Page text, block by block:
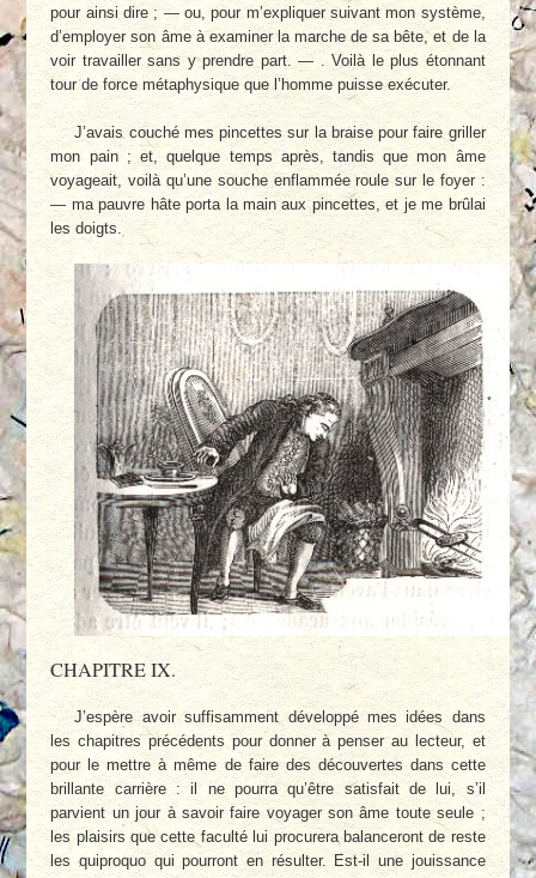
pour ainsi dire ; — ou, pour m’expliquer suivant mon système,
d’employer son âme à examiner la marche de sa bête, et de la
voir travailler sans y prendre part. — . Voilà le plus étonnant
tour de force métaphysique que l’homme puisse exécuter.
J’avais couché mes pincettes sur la braise pour faire griller
mon pain ; et, quelque temps après, tandis que mon âme
voyageait, voilà qu’une souche enflammée roule sur le foyer :
— ma pauvre hâte porta la main aux pincettes, et je me brûlai
les doigts.
CHAPITRE IX.
J’espère avoir suffisamment développé mes idées dans
les chapitres précédents pour donner à penser au lecteur, et
pour le mettre à même de faire des découvertes dans cette
brillante carrière : il ne pourra qu’être satisfait de lui, s’il
parvient un jour à savoir faire voyager son âme toute seule ;
les plaisirs que cette faculté lui procurera balanceront de reste
les quiproquo qui pourront en résulter. Est-il une jouissance